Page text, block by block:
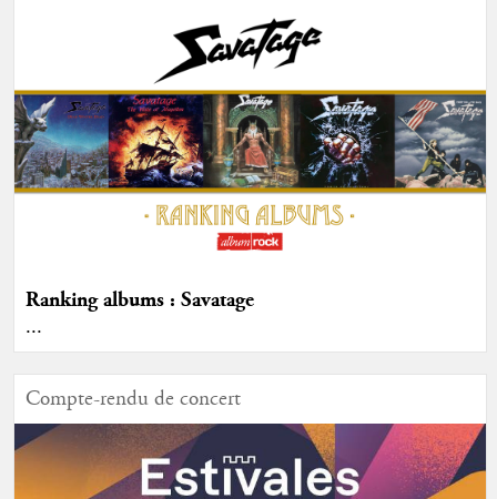
Ranking albums : Savatage
...
Compte-rendu de concert